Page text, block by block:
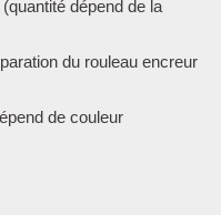
dépend de la
du rouleau encreur
de couleur